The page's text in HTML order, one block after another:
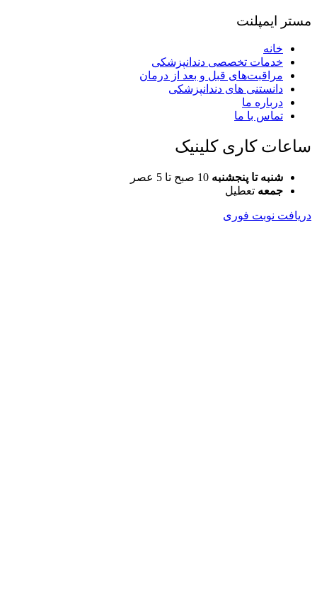
مستر ایمپلنت
خانه
خدمات تخصصی دندانپزشکی
مراقبت‌های قبل و بعد از درمان
دانستنی های دندانپزشکی
درباره ما
تماس با ما
ساعات کاری کلینیک
شنبه تا پنجشنبه 10 صبح تا 5 عصر
جمعه تعطیل
دریافت نوبت فوری